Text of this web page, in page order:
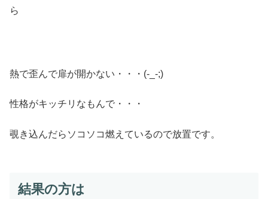
ら
熱で歪んで扉が開かない・・・(-_-;)
性格がキッチリなもんで・・・
覗き込んだらソコソコ燃えているので放置です。
結果の方は